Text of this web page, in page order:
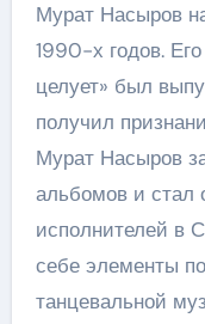
Мурат Насыров
1990-х годов.
целует» был
получил
Мурат Насыров
альбомов и стал
исполнителей в
себе элементы
танцевальной